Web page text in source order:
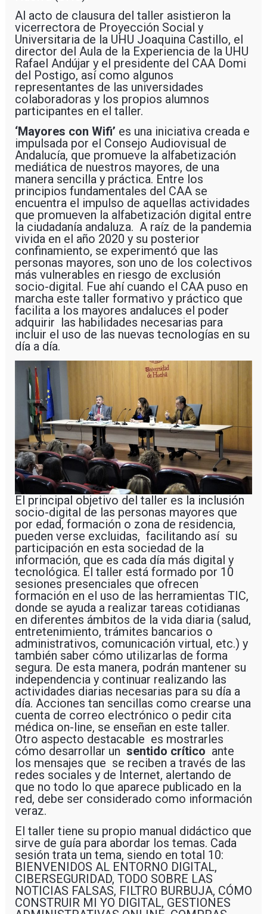
Al acto de clausura del taller asistieron la
vicerrectora de Proyección Social y
Universitaria de la UHU Joaquina Castillo, el
director del Aula de la Experiencia de la UHU
Rafael Andújar y el presidente del CAA Domi
del Postigo, así como algunos
representantes de las universidades
colaboradoras y los propios alumnos
participantes en el taller.
‘Mayores con Wifi’ es una iniciativa creada e
impulsada por el Consejo Audiovisual de
Andalucía, que promueve la alfabetización
mediática de nuestros mayores, de una
manera sencilla y práctica. Entre los
principios fundamentales del CAA se
encuentra el impulso de aquellas actividades
que promueven la alfabetización digital entre
la ciudadanía andaluza. A raíz de la pandemia
vivida en el año 2020 y su posterior
confinamiento, se experimentó que las
personas mayores, son uno de los colectivos
más vulnerables en riesgo de exclusión
socio-digital. Fue ahí cuando el CAA puso en
marcha este taller formativo y práctico que
facilita a los mayores andaluces el poder
adquirir las habilidades necesarias para
incluir el uso de las nuevas tecnologías en su
día a día.
El principal objetivo del taller es la inclusión
socio-digital de las personas mayores que
por edad, formación o zona de residencia,
pueden verse excluidas, facilitando así su
participación en esta sociedad de la
información, que es cada día más digital y
tecnológica. El taller está formado por 10
sesiones presenciales que ofrecen
formación en el uso de las herramientas TIC,
donde se ayuda a realizar tareas cotidianas
en diferentes ámbitos de la vida diaria (salud,
entretenimiento, trámites bancarios o
administrativos, comunicación virtual, etc.) y
también saber cómo utilizarlas de forma
segura. De esta manera, podrán mantener su
independencia y continuar realizando las
actividades diarias necesarias para su día a
día. Acciones tan sencillas como crearse una
cuenta de correo electrónico o pedir cita
médica on-line, se enseñan en este taller.
Otro aspecto destacable es mostrarles
cómo desarrollar un sentido crítico ante
los mensajes que se reciben a través de las
redes sociales y de Internet, alertando de
que no todo lo que aparece publicado en la
red, debe ser considerado como información
veraz.
El taller tiene su propio manual didáctico que
sirve de guía para abordar los temas. Cada
sesión trata un tema, siendo en total 10:
BIENVENIDOS AL ENTORNO DIGITAL,
CIBERSEGURIDAD, TODO SOBRE LAS
NOTICIAS FALSAS, FILTRO BURBUJA, CÓMO
CONSTRUIR MI YO DIGITAL, GESTIONES